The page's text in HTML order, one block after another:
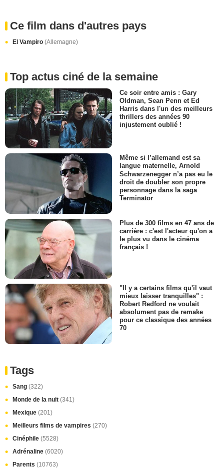
Ce film dans d'autres pays
El Vampiro (Allemagne)
Top actus ciné de la semaine
Ce soir entre amis : Gary
Oldman, Sean Penn et Ed
Harris dans l'un des meilleurs
thrillers des années 90
injustement oublié !
Même si l’allemand est sa
langue maternelle, Arnold
Schwarzenegger n’a pas eu le
droit de doubler son propre
personnage dans la saga
Terminator
Plus de 300 films en 47 ans de
carrière : c'est l'acteur qu'on a
le plus vu dans le cinéma
français !
"Il y a certains films qu'il vaut
mieux laisser tranquilles" :
Robert Redford ne voulait
absolument pas de remake
pour ce classique des années
70
Tags
Sang (322)
Monde de la nuit (341)
Mexique (201)
Meilleurs films de vampires (270)
Cinéphile (5528)
Adrénaline (6020)
Parents (10763)